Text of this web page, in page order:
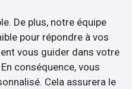
De plus, notre équipe
pour répondre à vos
vous guider dans votre
conséquence, vous
Cela assurera le